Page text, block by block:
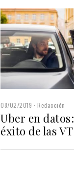
08/02/2019 Redacción
Uber en
éxito de las